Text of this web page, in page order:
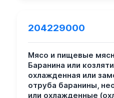
204229000
Мясо и пищевые
Баранина или
охлажденная или
отруба баранины,
или охлажденные